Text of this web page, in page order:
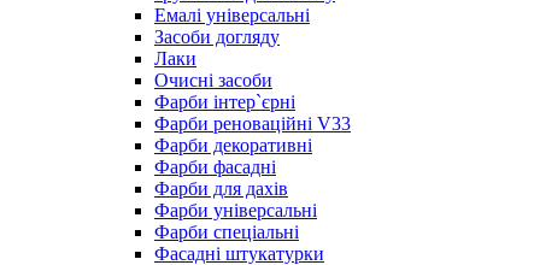
Емалі універсальні
Засоби догляду
Лаки
Очисні засоби
Фарби інтер`єрні
Фарби реноваційні V33
Фарби декоративні
Фарби фасадні
Фарби для дахів
Фарби універсальні
Фарби спеціальні
Фасадні штукатурки